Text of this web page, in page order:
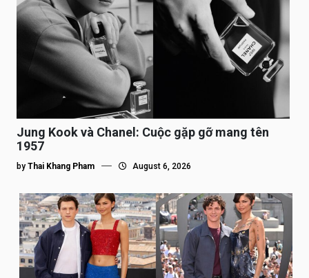
Jung Kook và Chanel: Cuộc gặp gỡ mang tên
1957
by Thai Khang Pham August 6, 2026